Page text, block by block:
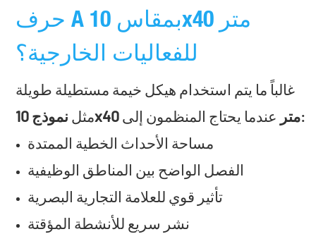
حرف A بمقاس 10x40 متر
للفعاليات الخارجية؟
غالباً ما يتم استخدام هيكل خيمة مستطيلة طويلة
مثل
نموذج 10x40 مترعندما يحتاج المنظمون إلى:
مساحة الأحداث الخطية الممتدة
الفصل الواضح بين المناطق الوظيفية
تأثير قوي للعلامة التجارية البصرية
نشر سريع للأنشطة المؤقتة